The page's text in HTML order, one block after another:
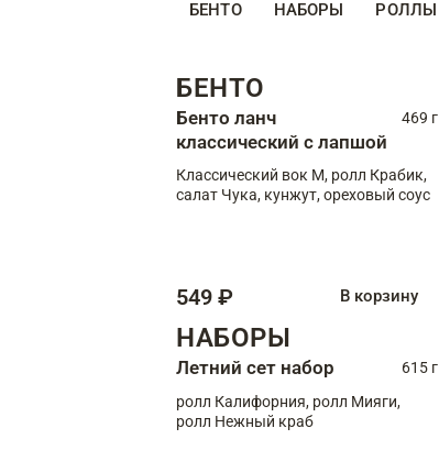
БЕНТО НАБОРЫ РОЛЛЫ
БЕНТО
Бенто ланч
классический с лапшой
469 г
Классический вок М, ролл Крабик,
салат Чука, кунжут, ореховый соус
549 ₽ В корзину
НАБОРЫ
Летний сет набор
615 г
ролл Калифорния, ролл Мияги,
ролл Нежный краб